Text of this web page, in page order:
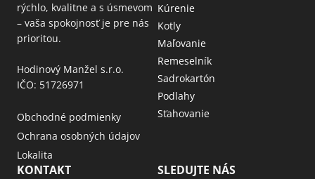
rýchlo, kvalitne a s úsmevom
– vaša spokojnosť je pre nás
prioritou.
Hodinový Manžel s.r.o.
IČO: 51726971
Obchodné podmienky
Ochrana osobných údajov
Lokalita
Kúrenie
Kotly
Maľovanie
Remeselník
Sadrokartón
Podlahy
Sťahovanie
KONTAKT SLEDUJTE NÁS